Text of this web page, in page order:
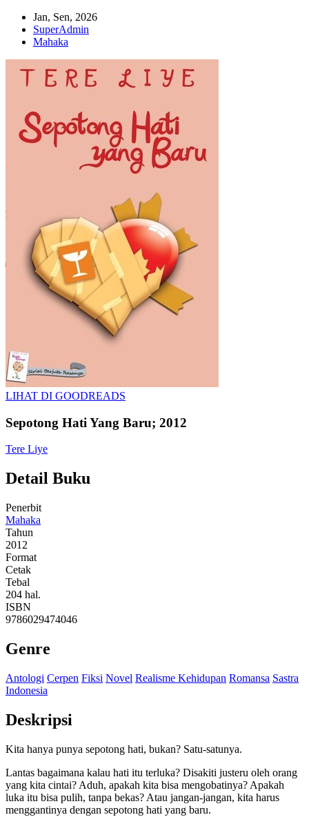
Jan, Sen, 2026
SuperAdmin
Mahaka
LIHAT DI GOODREADS
Sepotong Hati Yang Baru; 2012
Tere Liye
Detail Buku
Penerbit
Mahaka
Tahun
2012
Format
Cetak
Tebal
204 hal.
ISBN
9786029474046
Genre
Antologi Cerpen Fiksi Novel Realisme Kehidupan Romansa Sastra
Indonesia
Deskripsi
Kita hanya punya sepotong hati, bukan? Satu-satunya.
Lantas bagaimana kalau hati itu terluka? Disakiti justeru oleh orang
yang kita cintai? Aduh, apakah kita bisa mengobatinya? Apakah
luka itu bisa pulih, tanpa bekas? Atau jangan-jangan, kita harus
menggantinya dengan sepotong hati yang baru.